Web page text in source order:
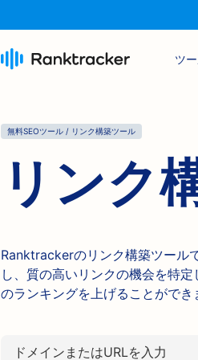
ツ
無料SEOツール / リンク構築ツール
リンク
Ranktrackerのリンク構築ツール
し、質の高いリンクの機会を特
のランキングを上げることができ